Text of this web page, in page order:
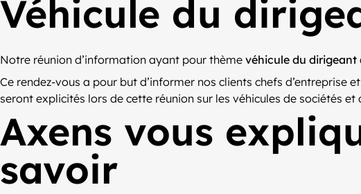
Véhicule du
Notre réunion d’information ayant pour thème véhicule du dirigeant
Ce rendez-vous a pour but d’informer nos clients chefs d’entreprise
seront explicités lors de cette réunion sur les véhicules de sociétés et
Axens vous
savoir